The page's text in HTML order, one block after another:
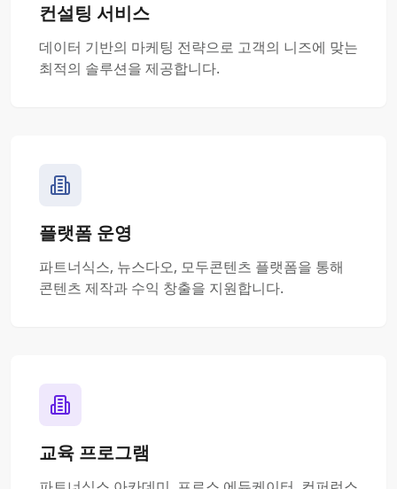
컨설팅 서비스
데이터 기반의 마케팅 전략으로 고객의 니즈에 맞는
최적의 솔루션을 제공합니다.
플랫폼 운영
파트너식스, 뉴스다오, 모두콘텐츠 플랫폼을 통해
콘텐츠 제작과 수익 창출을 지원합니다.
교육 프로그램